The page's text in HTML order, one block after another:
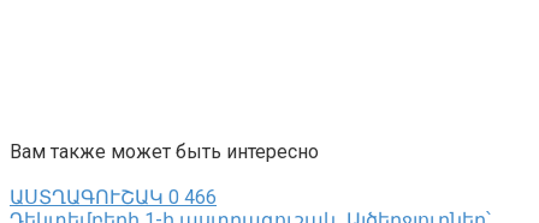
Вам также может быть интересно
ԱՍՏՂԱԳՈՒՇԱԿ 0 466